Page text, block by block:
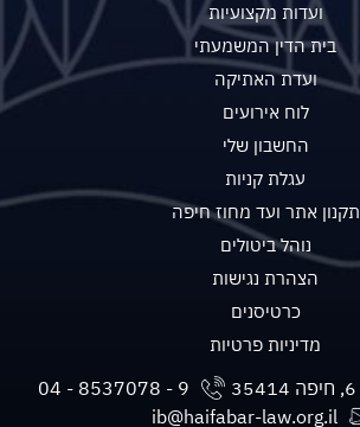
ועדות מקצועיות
בית הדין המשמעתי
ועדת האתיקה
לוח אירועים
החשבון שלי
עגלת קניות
תקנון אתר ועד מחוז חיפה
נוהל ביטולים
הצהרת נגישות
כרטיסנים
מדיניות פרטיות
ib@haifabar-law.org.il